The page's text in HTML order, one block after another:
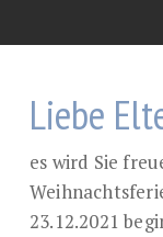
Liebe
es wird Sie
23.12.2021